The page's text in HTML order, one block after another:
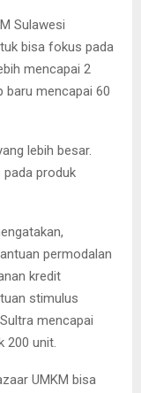
Sulawesi
bisa fokus pada
mencapai 2
baru mencapai 60
lebih besar.
pada produk
permodalan
kredit
stimulus
mencapai
200 unit.
UMKM bisa